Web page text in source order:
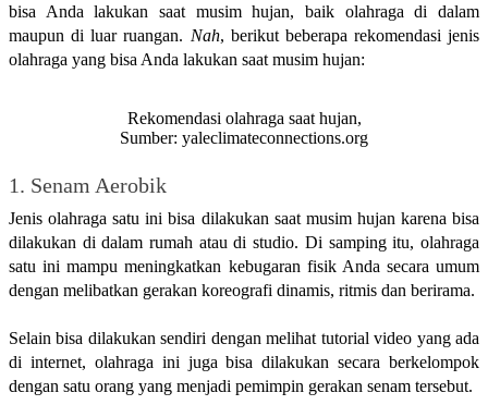
bisa Anda lakukan saat musim hujan, baik olahraga di dalam
maupun di luar ruangan. Nah, berikut beberapa rekomendasi jenis
olahraga yang bisa Anda lakukan saat musim hujan:
Rekomendasi olahraga saat hujan,
Sumber: yaleclimateconnections.org
1. Senam Aerobik
Jenis olahraga satu ini bisa dilakukan saat musim hujan karena bisa
dilakukan di dalam rumah atau di studio. Di samping itu, olahraga
satu ini mampu meningkatkan kebugaran fisik Anda secara umum
dengan melibatkan gerakan koreografi dinamis, ritmis dan berirama.
Selain bisa dilakukan sendiri dengan melihat tutorial video yang ada
di internet, olahraga ini juga bisa dilakukan secara berkelompok
dengan satu orang yang menjadi pemimpin gerakan senam tersebut.